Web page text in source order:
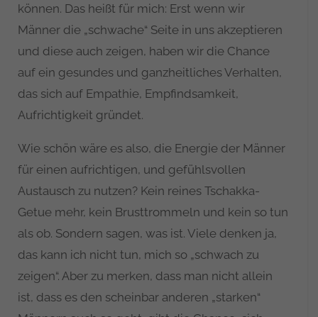
können. Das heißt für mich: Erst wenn wir
Männer die „schwache“ Seite in uns akzeptieren
und diese auch zeigen, haben wir die Chance
auf ein gesundes und ganzheitliches Verhalten,
das sich auf Empathie, Empfindsamkeit,
Aufrichtigkeit gründet.
Wie schön wäre es also, die Energie der Männer
für einen aufrichtigen, und gefühlsvollen
Austausch zu nutzen? Kein reines Tschakka-
Getue mehr, kein Brusttrommeln und kein so tun
als ob. Sondern sagen, was ist. Viele denken ja,
das kann ich nicht tun, mich so „schwach zu
zeigen“. Aber zu merken, dass man nicht allein
ist, dass es den scheinbar anderen „starken“